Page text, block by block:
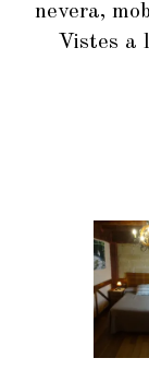
nevera,
Vistes a